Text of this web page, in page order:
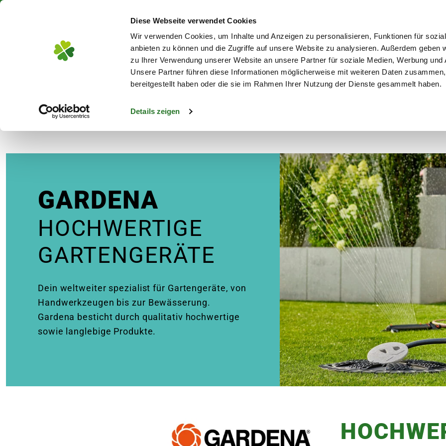
Diese Webseite verwendet Cookies
Wir verwenden Cookies, um Inhalte und Anzeigen zu personalisieren, Funktionen für
anbieten zu können und die Zugriffe auf unsere Website zu analysieren. Außerdem geben
zu Ihrer Verwendung unserer Website an unsere Partner für soziale Medien, Werbung und
Unsere Partner führen diese Informationen möglicherweise mit weiteren Daten
bereitgestellt haben oder die sie im Rahmen Ihrer Nutzung der Dienste gesammelt haben.
Details zeigen
Blumen Pflanzen Garten Aktuelles Ratgeber
Gardena
GARDENA
HOCHWERTIGE
GARTENGERÄTE
Dein weltweiter spezialist für Gartengeräte, von
Handwerkzeugen bis zur Bewässerung.
Gardena besticht durch qualitativ hochwertige
sowie langlebige Produkte.